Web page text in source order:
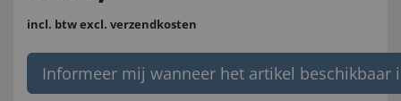
incl. btwexcl. verzendkosten
Informeer mij wanneer het artikel beschikbaar